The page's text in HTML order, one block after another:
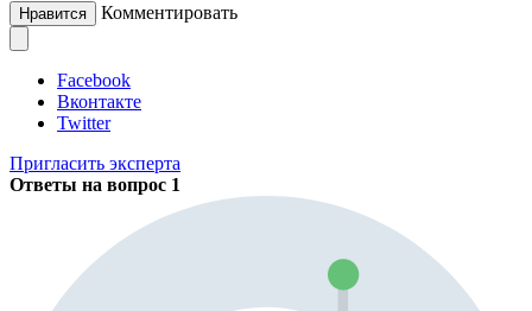
Нравится Комментировать
Facebook
Вконтакте
Twitter
Пригласить эксперта
Ответы на вопрос 1